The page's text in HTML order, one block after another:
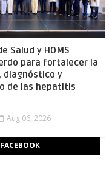
Salud y HOMS
para fortalecer la
diagnóstico y
de las hepatitis
Aug 06, 2026
FACEBOOK